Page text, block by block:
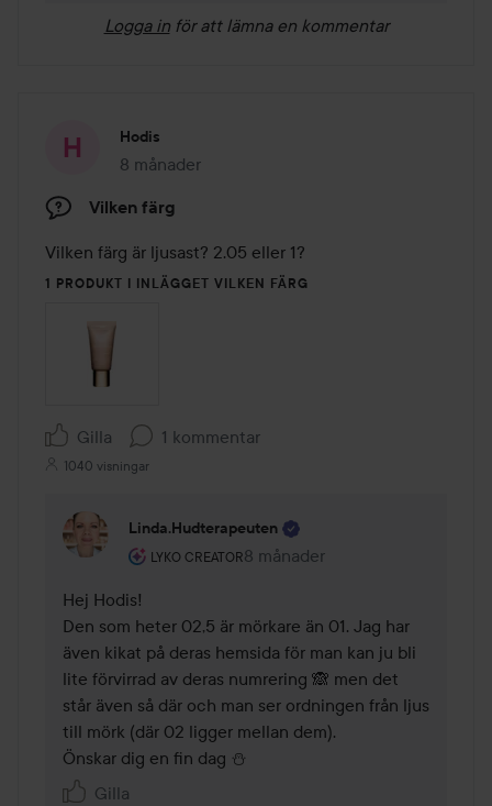
Logga in för att lämna en kommentar
Hodis
8 månader
Inlägget skapades 8 månader
Vilken färg
Vilken färg är ljusast? 2.05 eller 1?
1 PRODUKT I INLÄGGET VILKEN FÄRG
Gilla 1 kommentar
1040 visningar
Linda.hudterapeuten
LYKO CREATOR
Användarens roll: Lyko Creator.
8 månader
Kommentaren lades 8 månader
Hej Hodis!
Den som heter 02,5 är mörkare än 01. Jag har
även kikat på deras hemsida för man kan ju bli
lite förvirrad av deras numrering 🙈 men det
står även så där och man ser ordningen från ljus
till mörk (där 02 ligger mellan dem).
Önskar dig en fin dag ⛄
Gilla